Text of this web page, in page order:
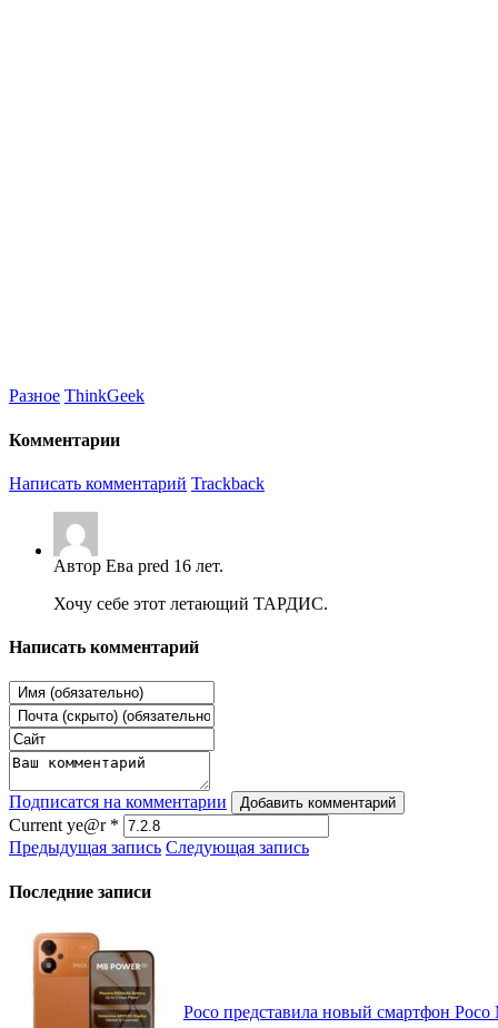
Разное ThinkGeek
Комментарии
Написать комментарий Trackback
Автор Ева pred 16 лет.
Хочу себе этот летающий ТАРДИС.
Написать комментарий
Подписатся на комментарии Добавить комментарий
Current ye@r *
Предыдущая запись Следующая запись
Последние записи
Poco представила новый смартфон